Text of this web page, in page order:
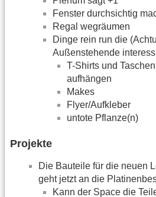
Fenster durchsichtig
Regal wegräumen
Dinge rein run die
Außenstehende
T-Shirts und
aufhängen
Makes
Flyer/Aufkleber
untote Pflanze(n)
Projekte
Die Bauteile für die neuen
geht jetzt an die
Kann der Space die